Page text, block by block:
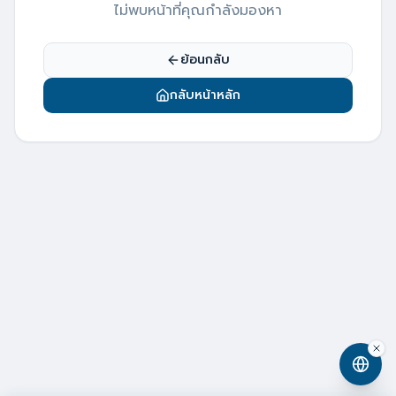
ไม่พบหน้าที่คุณกำลังมองหา
ย้อนกลับ
กลับหน้าหลัก